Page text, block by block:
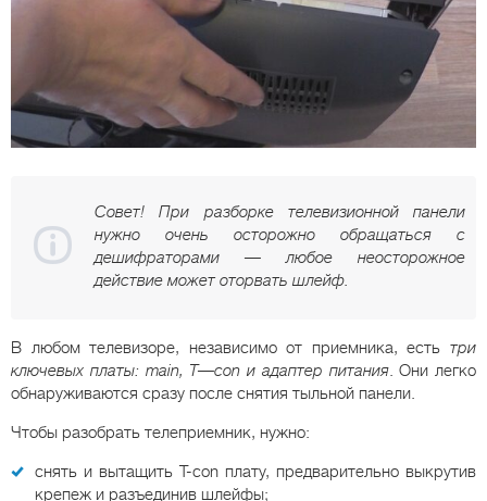
Совет! При разборке телевизионной панели
нужно очень осторожно обращаться с
дешифраторами — любое неосторожное
действие может оторвать шлейф.
В любом телевизоре, независимо от приемника, есть три
ключевых платы: main, T—con и адаптер питания. Они легко
обнаруживаются сразу после снятия тыльной панели.
Чтобы разобрать телеприемник, нужно:
снять и вытащить T-con плату, предварительно выкрутив
крепеж и разъединив шлейфы;